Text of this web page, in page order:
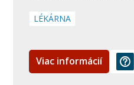
LÉKÁRNA
Viac informácií